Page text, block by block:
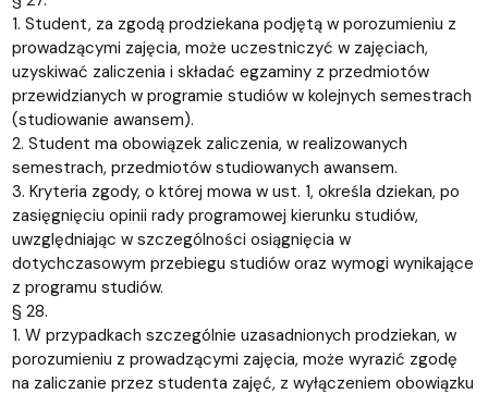
1. Student, za zgodą prodziekana podjętą w porozumieniu z
prowadzącymi zajęcia, może uczestniczyć w zajęciach,
uzyskiwać zaliczenia i składać egzaminy z przedmiotów
przewidzianych w programie studiów w kolejnych semestrach
(studiowanie awansem).
2. Student ma obowiązek zaliczenia, w realizowanych
semestrach, przedmiotów studiowanych awansem.
3. Kryteria zgody, o której mowa w ust. 1, określa dziekan, po
zasięgnięciu opinii rady programowej kierunku studiów,
uwzględniając w szczególności osiągnięcia w
dotychczasowym przebiegu studiów oraz wymogi wynikające
z programu studiów.
§ 28.
1. W przypadkach szczególnie uzasadnionych prodziekan, w
porozumieniu z prowadzącymi zajęcia, może wyrazić zgodę
na zaliczanie przez studenta zajęć, z wyłączeniem obowiązku